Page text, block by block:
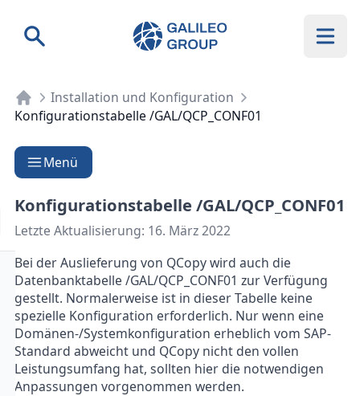
Suche Galileo Group AG
Installation und Konfiguration
Konfigurationstabelle /GAL/QCP_CONF01
Menü
Konfigurationstabelle /GAL/QCP_CONF01
Letzte Aktualisierung: 16. März 2022
Bei der Auslieferung von QCopy wird auch die
Datenbanktabelle /GAL/QCP_CONF01 zur Verfügung
gestellt. Normalerweise ist in dieser Tabelle keine
spezielle Konfiguration erforderlich. Nur wenn eine
Domänen-/Systemkonfiguration erheblich vom SAP-
Standard abweicht und QCopy nicht den vollen
Leistungsumfang hat, sollten hier die notwendigen
Anpassungen vorgenommen werden.